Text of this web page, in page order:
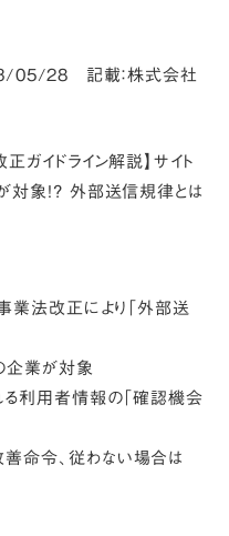
05/28 記載：株式会社
イドライン解説】サイト
対象!? 外部送信規律とは
業法改正により「外部送
企業が対象
る利用者情報の「確認機会
命令、従わない場合は